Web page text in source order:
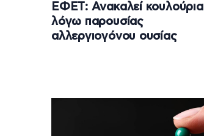
ΕΦΕΤ: Ανακαλεί κουλούρια
λόγω παρουσίας
αλλεργιογόνου ουσίας